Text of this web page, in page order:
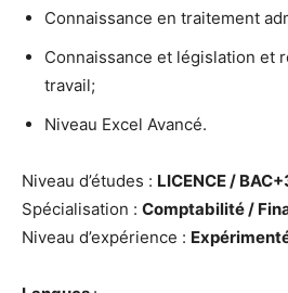
Connaissance en traitement
Connaissance et législation et
travail;
Niveau Excel Avancé.
Niveau d’études : LICENCE /
Spécialisation : Comptabilité /
Niveau d’expérience :